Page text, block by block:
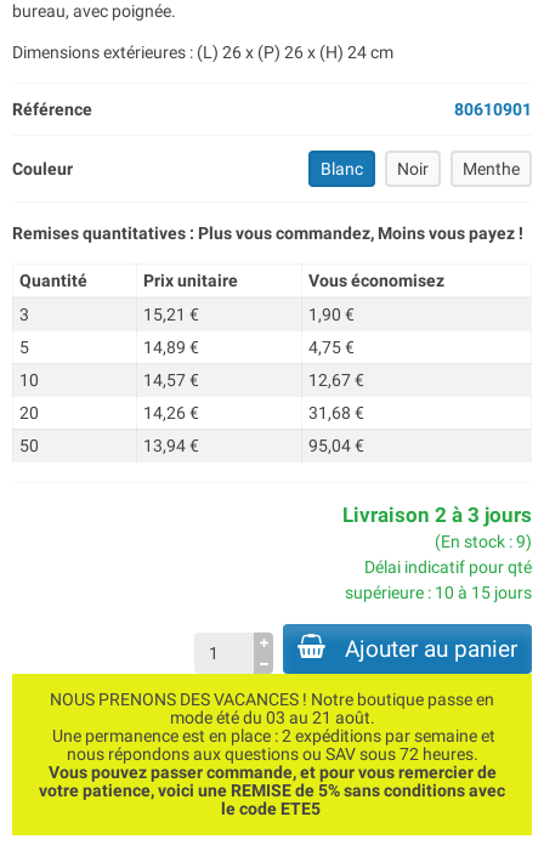
bureau, avec poignée.
Dimensions extérieures : (L) 26 x (P) 26 x (H) 24 cm
Référence 80610901
Couleur Blanc Noir Menthe
Remises quantitatives : Plus vous commandez, Moins vous payez !
Quantité Prix unitaire
Vous économisez
3
15,21 €
1,90 €
5
14,89 €
4,75 €
10
14,57 €
12,67 €
20
14,26 €
31,68 €
50
13,94 € 95,04 €
Livraison 2 à 3 jours
(En stock : 9)
Délai indicatif pour qté
supérieure : 10 à 15 jours
Ajouter au panier
NOUS PRENONS DES VACANCES ! Notre boutique passe en
mode été du 03 au 21 août.
Une permanence est en place : 2 expéditions par semaine et
nous répondons aux questions ou SAV sous 72 heures.
Vous pouvez passer commande, et pour vous remercier de
votre patience, voici une REMISE de 5% sans conditions avec
le code ETE5